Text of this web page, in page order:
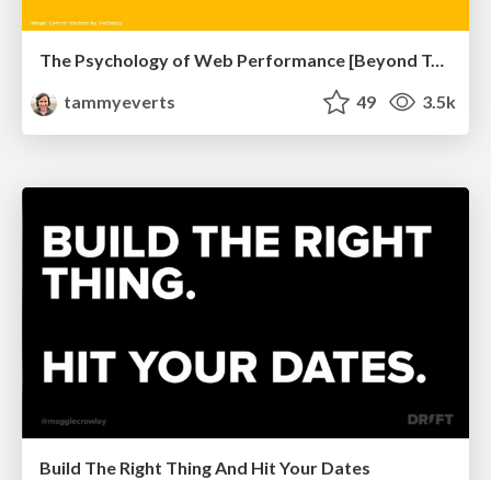
The Psychology of Web Performance [Beyond Tellerrand 2023]
tammyeverts
49 3.5k
Build The Right Thing And Hit Your Dates